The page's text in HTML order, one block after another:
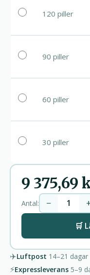
120 piller
90 piller
60 piller
30 piller
9 375,69
Antal: − +
🛒
✈️Luftpost 14–21 dagar
⚡Expressleverans 5–9